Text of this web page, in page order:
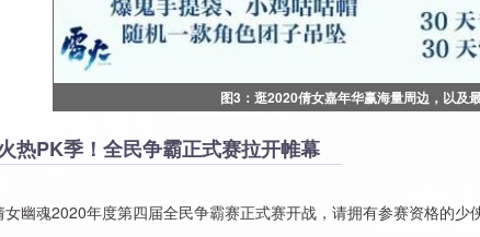
图3：逛2020倩女嘉年华赢海量周边，以及
火热PK季！全民争霸正式赛拉开帷幕
幽魂2020年度第四届全民争霸赛正式赛开战，请拥有参赛资格的少